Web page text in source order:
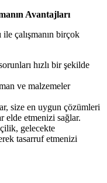
Avantajları
ile çalışmanın birçok
hızlı bir şekilde
ve malzemeler
size en uygun çözümleri
elde etmenizi sağlar.
gelecekte
tasarruf etmenizi